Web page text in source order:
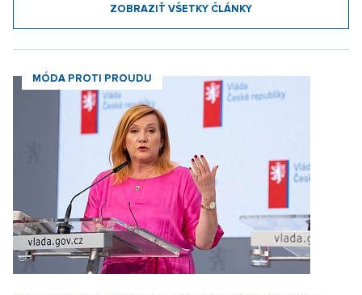
ZOBRAZIŤ VŠETKY ČLÁNKY
MÓDA PROTI PROUDU